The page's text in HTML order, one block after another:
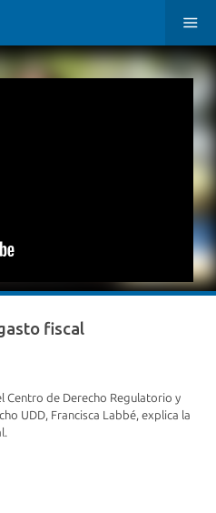
fiscal
Centro de Derecho Regulatorio y
UDD, Francisca Labbé, explica la